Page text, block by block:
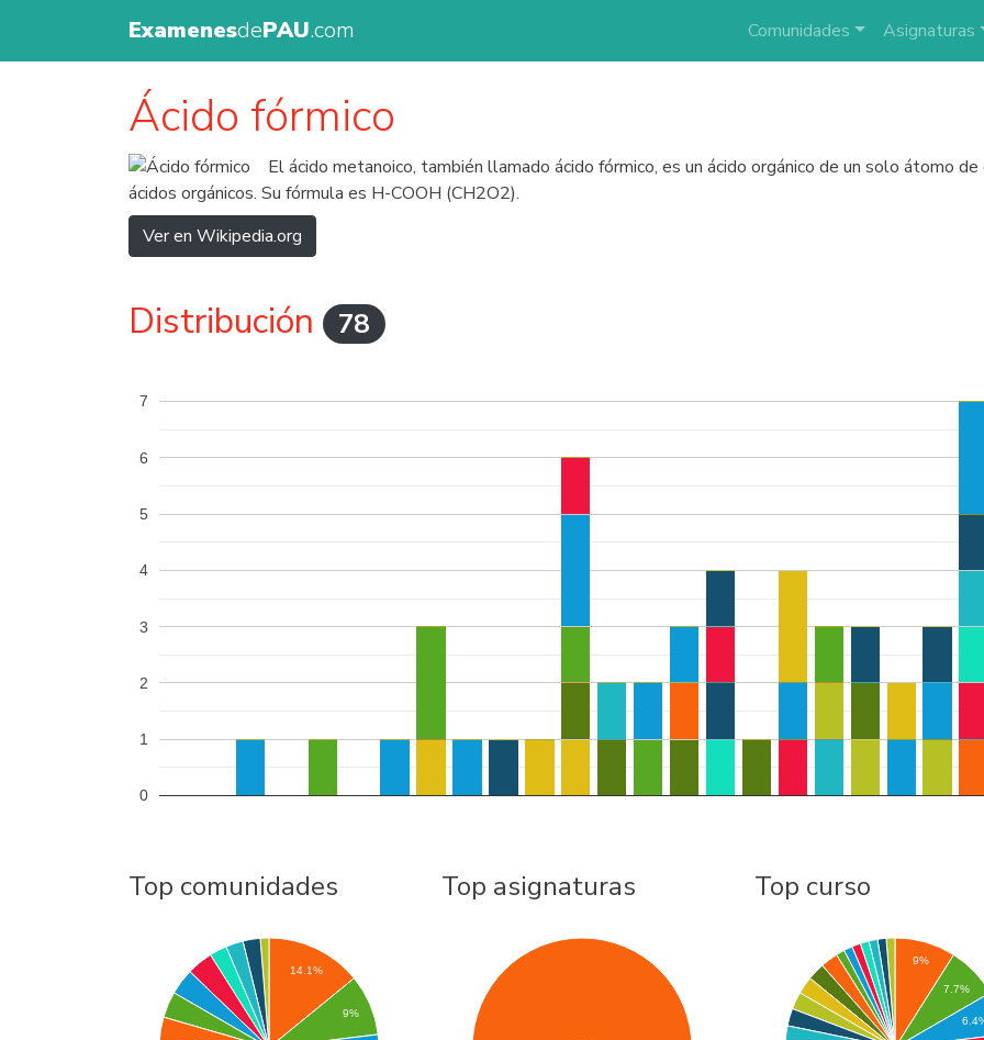
ExamenesdePAU.com Comunidades Asignaturas
Ácido fórmico
El ácido metanoico, también llamado ácido fórmico, es un ácido orgánico de un solo átomo
ácidos orgánicos. Su fórmula es H-COOH (CH2O2).
Ver en Wikipedia.org
Distribución 78
0
1
2
3
4
5
6
7
Top comunidades
14.1%
9%
Top asignaturas Top curso
9%
7.7%